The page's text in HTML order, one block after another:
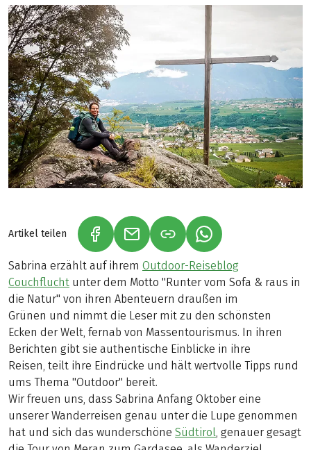
Artikel teilen (LINK ÖFFNET IN NEUEM TAB)
(LINK ÖFFNET IN NEUEM TAB)
(LINK ÖFFNET IN
Sabrina erzählt auf ihrem Outdoor-Reiseblog
Couchflucht unter dem Motto "Runter vom Sofa & raus in
die Natur" von ihren Abenteuern draußen im
Grünen und nimmt die Leser mit zu den schönsten
Ecken der Welt, fernab von Massentourismus. In ihren
Berichten gibt sie authentische Einblicke in ihre
Reisen, teilt ihre Eindrücke und hält wertvolle Tipps rund
ums Thema "Outdoor" bereit.
Wir freuen uns, dass Sabrina Anfang Oktober eine
unserer Wanderreisen genau unter die Lupe genommen
hat und sich das wunderschöne Südtirol, genauer gesagt